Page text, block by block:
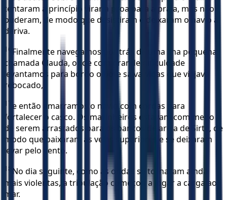
tentaram a princípio virar a proa para a praia, mas não
puderam, de modo que desistiram e deixaram o navio à
deriva.
16 Finalmente navegamos por trás de uma ilha pequena
chamada Clauda, onde com grande dificuldade
levantamos para bordo o bote salva-vidas que viajava
rebocado,
17 e então amarramos o navio com cordas para
fortalecer o casco. Os marinheiros estavam com medo
de serem arrastados para os bancos de areia de Sirte, de
modo que baixaram as velas superiores e se deixaram
levar pelo vento.
18 No dia seguinte, como as ondas se tornaram ainda
mais violentas, a tripulação começou a jogar a carga ao
mar.